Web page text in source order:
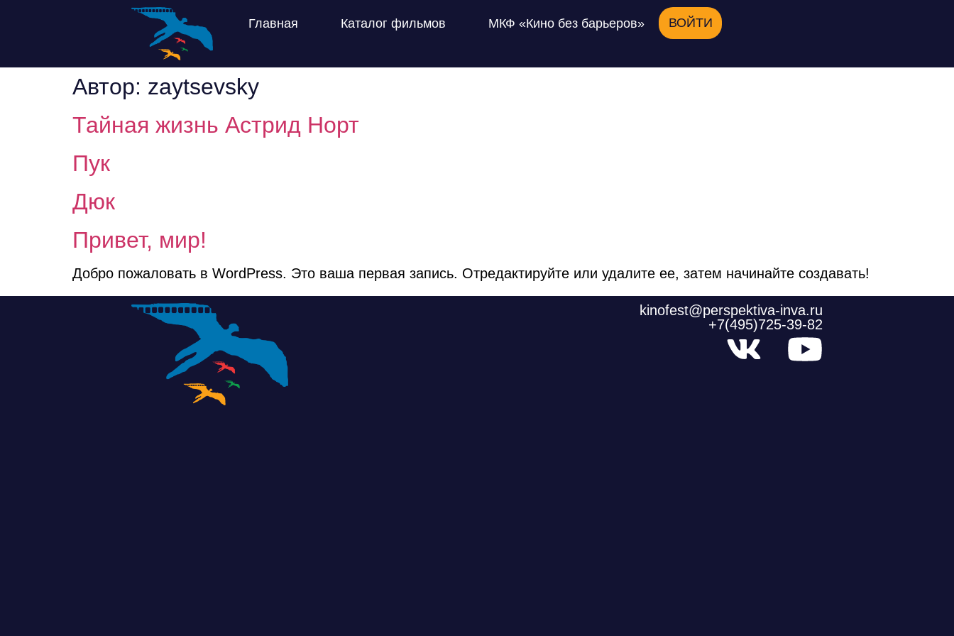
Главная Каталог фильмов МКФ «Кино без барьеров» ВОЙТИ
Автор: zaytsevsky
Тайная жизнь Астрид Норт
Пук
Дюк
Привет, мир!
Добро пожаловать в WordPress. Это ваша первая запись. Отредактируйте или удалите ее, затем начинайте создавать!
kinofest@perspektiva-inva.ru
+7(495)725-39-82